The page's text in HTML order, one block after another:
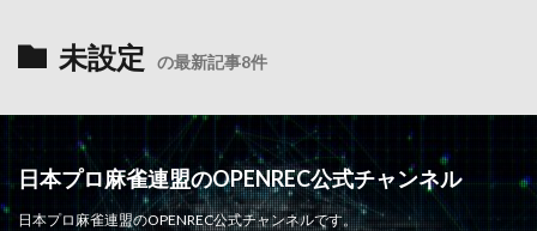
未設定 の最新記事8件
日本プロ麻雀連盟のOPENREC公式チャンネル
日本プロ麻雀連盟のOPENREC公式チャンネルです。